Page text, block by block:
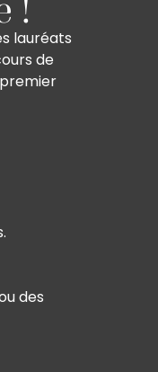
!
lauréats
de
des